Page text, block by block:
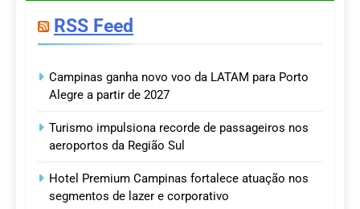
RSS Feed
Campinas ganha novo voo da LATAM para Porto
Alegre a partir de 2027
Turismo impulsiona recorde de passageiros nos
aeroportos da Região Sul
Hotel Premium Campinas fortalece atuação nos
segmentos de lazer e corporativo